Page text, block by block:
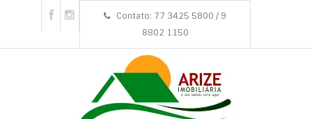
Contato: 77 3425 5800 / 9
8802 1150